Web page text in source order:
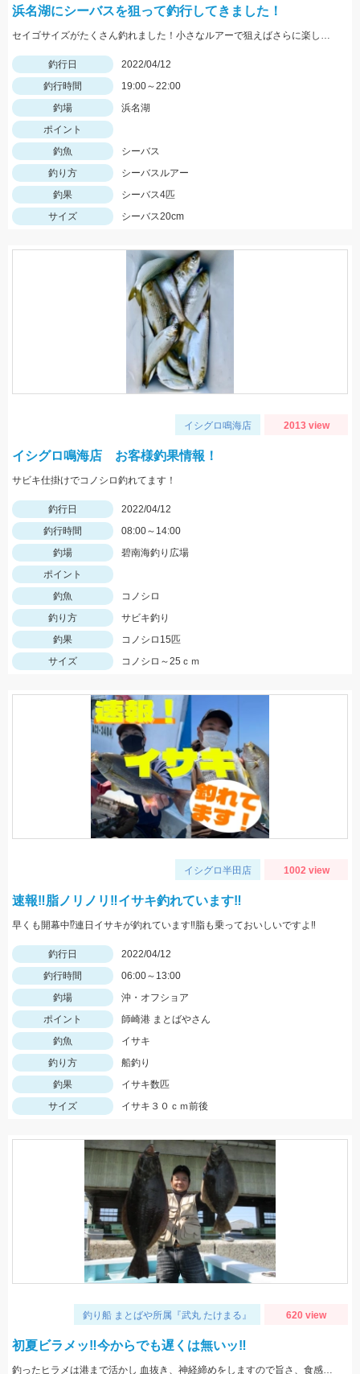
浜名湖にシーバスを狙って釣行してきました！
セイゴサイズがたくさん釣れました！小さなルアーで狙えばさらに楽しそうです！
釣行日
2022/04/12
釣行時間
19:00～22:00
釣場
浜名湖
ポイント
釣魚
シーバス
釣り方
シーバスルアー
釣果
シーバス4匹
サイズ
シーバス20cm
イシグロ鳴海店 2013 view
イシグロ鳴海店 お客様釣果情報！
サビキ仕掛けでコノシロ釣れてます！
釣行日
2022/04/12
釣行時間
08:00～14:00
釣場
碧南海釣り広場
ポイント
釣魚
コノシロ
釣り方
サビキ釣り
釣果
コノシロ15匹
サイズ
コノシロ～25ｃｍ
イシグロ半田店 1002 view
速報‼脂ノリノリ‼イサキ釣れています‼
早くも開幕中⁉連日イサキが釣れています‼脂も乗っておいしいですよ‼
釣行日
2022/04/12
釣行時間
06:00～13:00
釣場
沖・オフショア
ポイント
師崎港 まとばやさん
釣魚
イサキ
釣り方
船釣り
釣果
イサキ数匹
サイズ
イサキ３０ｃｍ前後
釣り船 まとばや所属『武丸 たけまる』 620 view
初夏ビラメッ‼︎今からでも遅くは無いッ‼︎
釣ったヒラメは港まで活かし 血抜き、神経締めをしますので旨さ、食感が違い過ぎますッ‼︎